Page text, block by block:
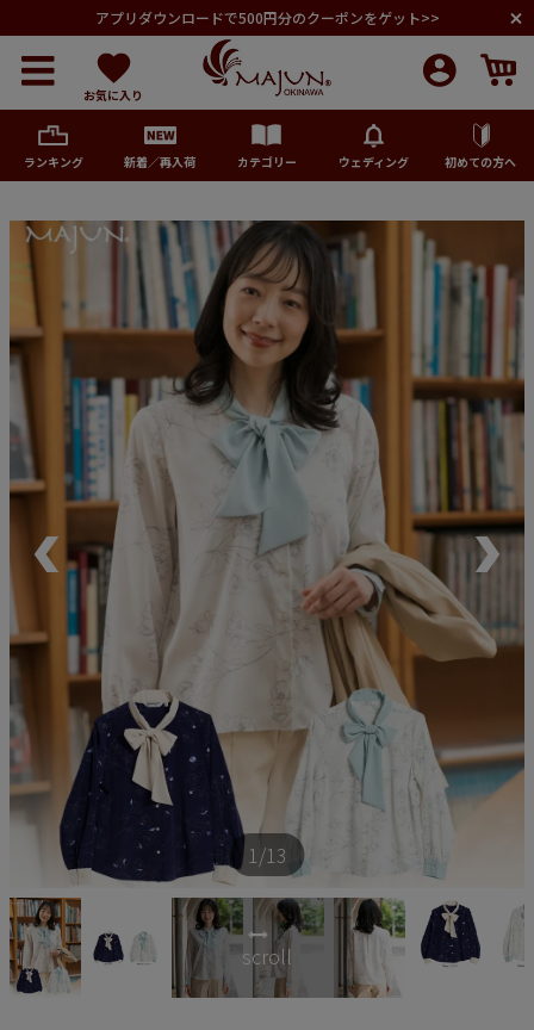
アプリダウンロードで500円分のクーポンをゲット>>
お気に入り
ランキング 新着／再入荷 カテゴリー ウェディング 初めての方へ
メンズ
レディース
キッズ
ペア商品
ランキング
新商品
再入荷商品
アウトレット
サイズから探す
レーベルから探す
1 /13
scroll